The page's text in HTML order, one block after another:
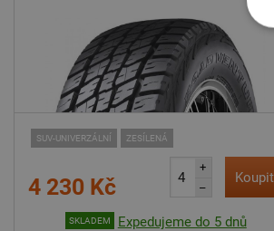
SUV-UNIVERZÁLNÍ ZESÍLENÁ
4 230 Kč
+
–
Koupit
SKLADEM Expedujeme do 5 dnů